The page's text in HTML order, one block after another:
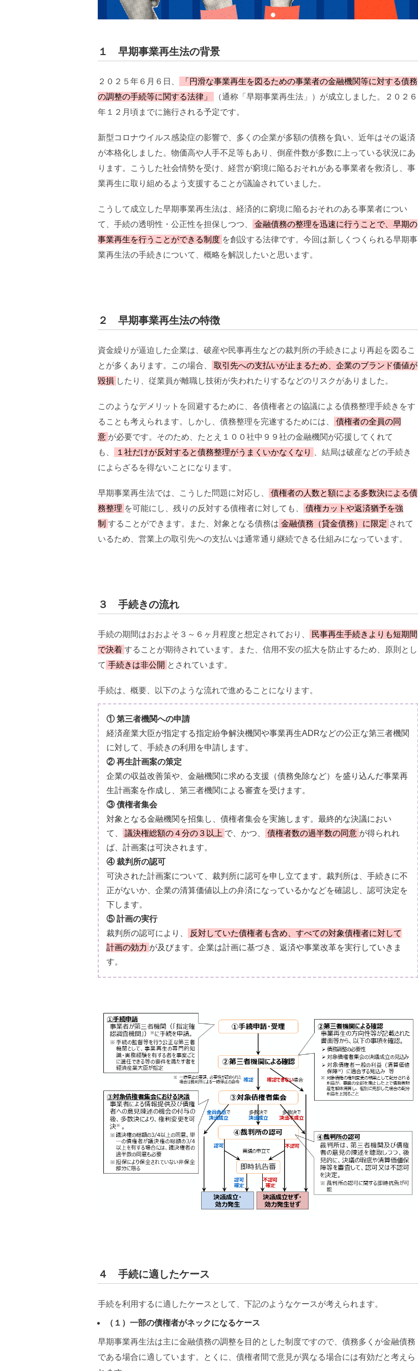
１ 早期事業再生法の背景
２０２５年６月６日、
「円滑な事業再生を図るための事業者の金融機関等に対する債務
の調整の手続等に関する法律」
（通称「早期事業再生法」）が成立しました。２０２６
年１２月頃までに施行される予定です。
新型コロナウイルス感染症の影響で、多くの企業が多額の債務を負い、近年はその返済
が本格化しました。物価高や人手不足等もあり、倒産件数が多数に上っている状況にあ
ります。こうした社会情勢を受け、経営が窮境に陥るおそれがある事業者を救済し、事
業再生に取り組めるよう支援することが議論されていました。
こうして成立した早期事業再生法は、経済的に窮境に陥るおそれのある事業者につい
て、手続の透明性・公正性を担保しつつ、
金融債務の整理を迅速に行うことで、早期の
事業再生を行うことができる制度 を創設する法律です。今回は新しくつくられる早期事
業再生法の手続きについて、概略を解説したいと思います。
２ 早期事業再生法の特徴
資金繰りが逼迫した企業は、破産や民事再生などの裁判所の手続きにより再起を図るこ
とが多くあります。この場合、
取引先への支払いが止まるため、企業のブランド価値が
毀損 したり、従業員が離職し技術が失われたりするなどのリスクがありました。
このようなデメリットを回避するために、各債権者との協議による債務整理手続きをす
ることも考えられます。しかし、債務整理を完遂するためには、
債権者の全員の同
意 が必要です。そのため、たとえ１００社中９９社の金融機関が応援してくれて
も、
１社だけが反対すると債務整理がうまくいかなくなり
、結局は破産などの手続き
によらざるを得ないことになります。
早期事業再生法では、こうした問題に対応し、
債権者の人数と額による多数決による債
務整理 を可能にし、残りの反対する債権者に対しても、
債権カットや返済猶予を強
制 することができます。また、対象となる債務は 金融債務（貸金債務）に限定 されて
いるため、営業上の取引先への支払いは通常通り継続できる仕組みになっています。
３ 手続きの流れ
手続の期間はおおよそ３～６ヶ月程度と想定されており、
民事再生手続きよりも短期間
で決着 することが期待されています。また、信用不安の拡大を防止するため、原則とし
て 手続きは非公開 とされています。
手続は、概要、以下のような流れで進めることになります。
① 第三者機関への申請
経済産業大臣が指定する指定紛争解決機関や事業再生ADRなどの公正な第三者機関
に対して、手続きの利用を申請します。
② 再生計画案の策定
企業の収益改善策や、金融機関に求める支援（債務免除など）を盛り込んだ事業再
生計画案を作成し、第三者機関による審査を受けます。
③ 債権者集会
対象となる金融機関を招集し、債権者集会を実施します。最終的な決議におい
て、
議決権総額の４分の３以上 で、かつ、 債権者数の過半数の同意 が得られれ
ば、計画案は可決されます。
④ 裁判所の認可
可決された計画案について、裁判所に認可を申し立てます。裁判所は、手続きに不
正がないか、企業の清算価値以上の弁済になっているかなどを確認し、認可決定を
下します。
⑤ 計画の実行
裁判所の認可により、
反対していた債権者も含め、すべての対象債権者に対して
計画の効力 が及びます。企業は計画に基づき、返済や事業改革を実行していきま
す。
４ 手続に適したケース
手続を利用するに適したケースとして、下記のようなケースが考えられます。
（１）一部の債権者がネックになるケース
早期事業再生法は主に金融債務の調整を目的とした制度ですので、債務多くが金融債務
である場合に適しています。とくに、債権者間で意見が異なる場合には有効だと考えら